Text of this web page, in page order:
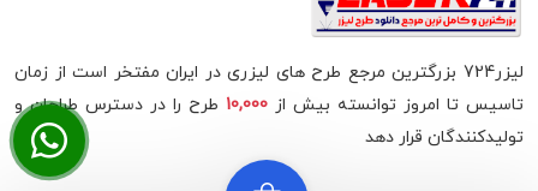
لیزر724 بزرگترین مرجع طرح های لیزری در ایران مفتخر است از زمان
تاسیس تا امروز توانسته بیش از 10,000 طرح را در دسترس طراحان و
تولیدکنندگان قرار دهد